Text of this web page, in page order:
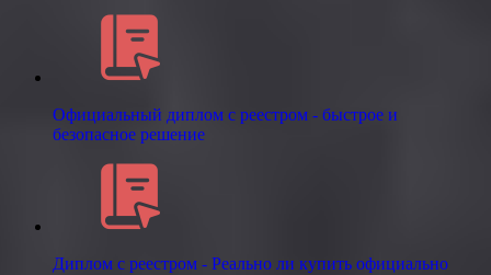
Официальный диплом с реестром - быстрое и
безопасное решение
Диплом с реестром - Реально ли купить официально